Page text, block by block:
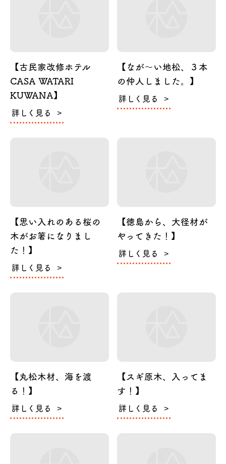
【古民家改修ホテル
CASA WATARI
KUWANA】
詳しく見る
【なが～い地松、３本
の仲人しました。】
詳しく見る
【思い入れのある桜の
木がお箸になりまし
た！】
詳しく見る
【徳島から、大径材が
やってきた！】
詳しく見る
【丸松木材、海を渡
る！】
詳しく見る
【スギ原木、入ってま
す！】
詳しく見る